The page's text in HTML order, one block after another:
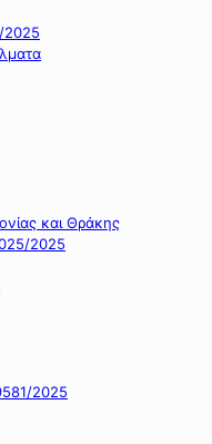
και Θράκης
2025
2025